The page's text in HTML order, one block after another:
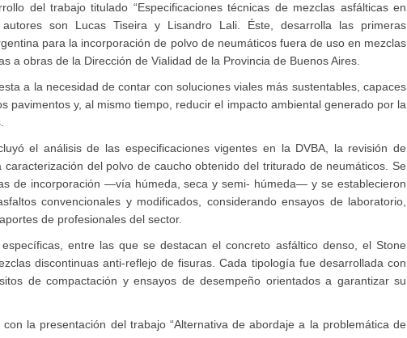
son Lucas Tiseira y Lisandro Lali. Éste, desarrolla las primeras
para la incorporación de polvo de neumáticos fuera de uso en mezclas
a obras de la Dirección de Vialidad de la Provincia de Buenos Aires.
a la necesidad de contar con soluciones viales más sustentables, capaces
pavimentos y, al mismo tiempo, reducir el impacto ambiental generado por la
el análisis de las especificaciones vigentes en la DVBA, la revisión de
caracterización del polvo de caucho obtenido del triturado de neumáticos. Se
de incorporación —vía húmeda, seca y semi- húmeda— y se establecieron
convencionales y modificados, considerando ensayos de laboratorio,
de profesionales del sector.
entre las que se destacan el concreto asfáltico denso, el Stone
discontinuas anti-reflejo de fisuras. Cada tipología fue desarrollada con
de compactación y ensayos de desempeño orientados a garantizar su
la presentación del trabajo “Alternativa de abordaje a la problemática de
la Provincia de Buenos Aires”, a cargo de Hugo Gervacio.